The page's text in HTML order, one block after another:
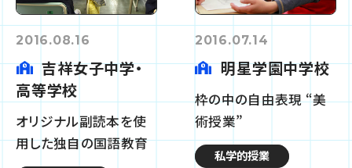
2016.08.16
吉祥女子中学・
高等学校
オリジナル副読本を使
用した独自の国語教育
2016.07.14
明星学園中学校
枠の中の自由表現 “美
術授業”
私学的授業